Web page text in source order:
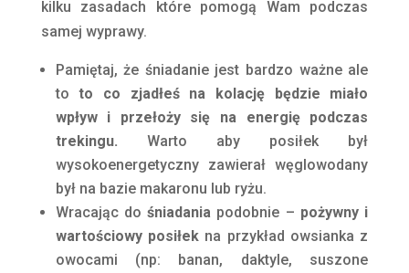
kilku zasadach które pomogą Wam podczas
samej wyprawy.
Pamiętaj, że śniadanie jest bardzo ważne ale
toto co zjadłeś na kolację będzie miało
wpływ i przełoży się na energię podczas
trekingu. Warto aby posiłek był
wysokoenergetyczny zawierał węglowodany
był na bazie makaronu lub ryżu.
Wracając dośniadania podobnie – pożywny i
wartościowy posiłek na przykład owsianka z
owocami (np: banan, daktyle, suszone